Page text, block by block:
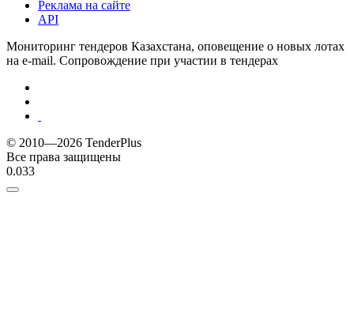
Реклама на сайте
API
Мониторинг тендеров Казахстана, оповещение о новых лотах
на e-mail. Сопровождение при участии в тендерах
© 2010—2026 TenderPlus
Все права защищены
0.033